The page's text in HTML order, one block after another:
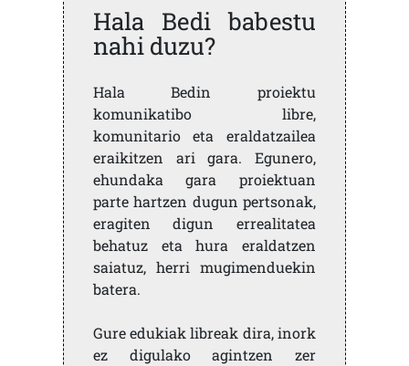
Hala Bedi babestu
nahi duzu?
Hala Bedin proiektu
komunikatibo libre,
komunitario eta eraldatzailea
eraikitzen ari gara. Egunero,
ehundaka gara proiektuan
parte hartzen dugun pertsonak,
eragiten digun errealitatea
behatuz eta hura eraldatzen
saiatuz, herri mugimenduekin
batera.
Gure edukiak libreak dira, inork
ez digulako agintzen zer